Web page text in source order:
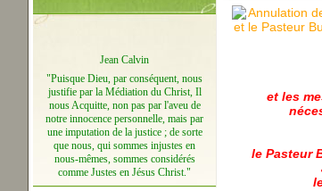
Jean Calvin
"Puisque Dieu, par conséquent, nous
justifie par la Médiation du Christ, Il
nous Acquitte, non pas par l'aveu de
notre innocence personnelle, mais par
une imputation de la justice ; de sorte
que nous, qui sommes injustes en
nous-mêmes, sommes considérés
comme Justes en Jésus Christ."
et les
le Pasteur